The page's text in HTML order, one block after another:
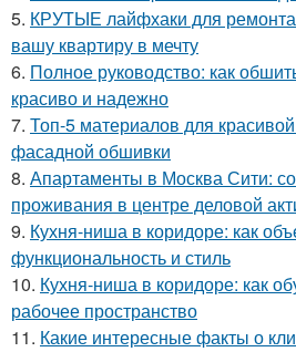
5. КРУТЫЕ лайфхаки для ремонта
вашу квартиру в мечту
6. Полное руководство: как
красиво и надежно
7. Топ-5 материалов для
фасадной обшивки
8. Апартаменты в Москва Сити:
проживания в центре деловой
9. Кухня-ниша в коридоре: как
функциональность и стиль
10. Кухня-ниша в коридоре: как
рабочее пространство
11. Какие интересные факты о